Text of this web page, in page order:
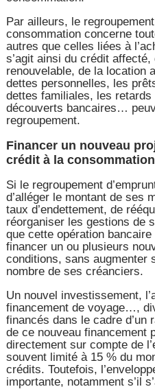
Par ailleurs, le
consommation concerne
autres que celles liées à
s’agit ainsi du crédit
renouvelable, de la location
dettes personnelles, les
dettes familiales, les retards
découverts bancaires…
regroupement.
Financer un nouveau
crédit à la consommation
Si le regroupement
d’alléger le montant de ses
taux d’endettement, de
réorganiser les gestions
que cette opération
financer un ou plusieurs
conditions, sans augmenter
nombre de ses créanciers.
Un nouvel investissement,
financement de voyage…,
financés dans le cadre d’un
de ce nouveau financement
directement sur compte de
souvent limité à 15 % du
crédits. Toutefois,
importante, notamment s’il